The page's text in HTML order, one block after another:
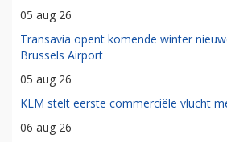
05 aug 26
Transavia opent komende winter
Brussels Airport
05 aug 26
KLM stelt eerste commerciële vlucht
06 aug 26